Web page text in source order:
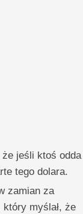
jeśli ktoś odda
tego dolara.
zamian za
myślał, że